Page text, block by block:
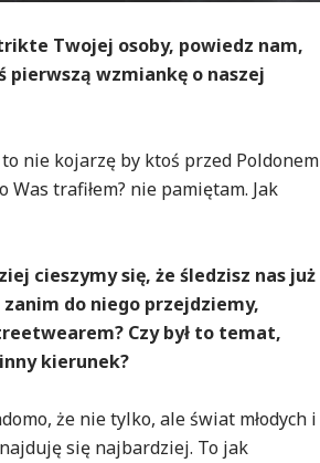
Twojej osoby, powiedz nam,
pierwszą wzmiankę o naszej
nie kojarzę by ktoś przed Poldonem
trafiłem? nie pamiętam. Jak
cieszymy się, że śledzisz nas już
do niego przejdziemy,
Czy był to temat,
kierunek?
że nie tylko, ale świat młodych i
się najbardziej. To jak